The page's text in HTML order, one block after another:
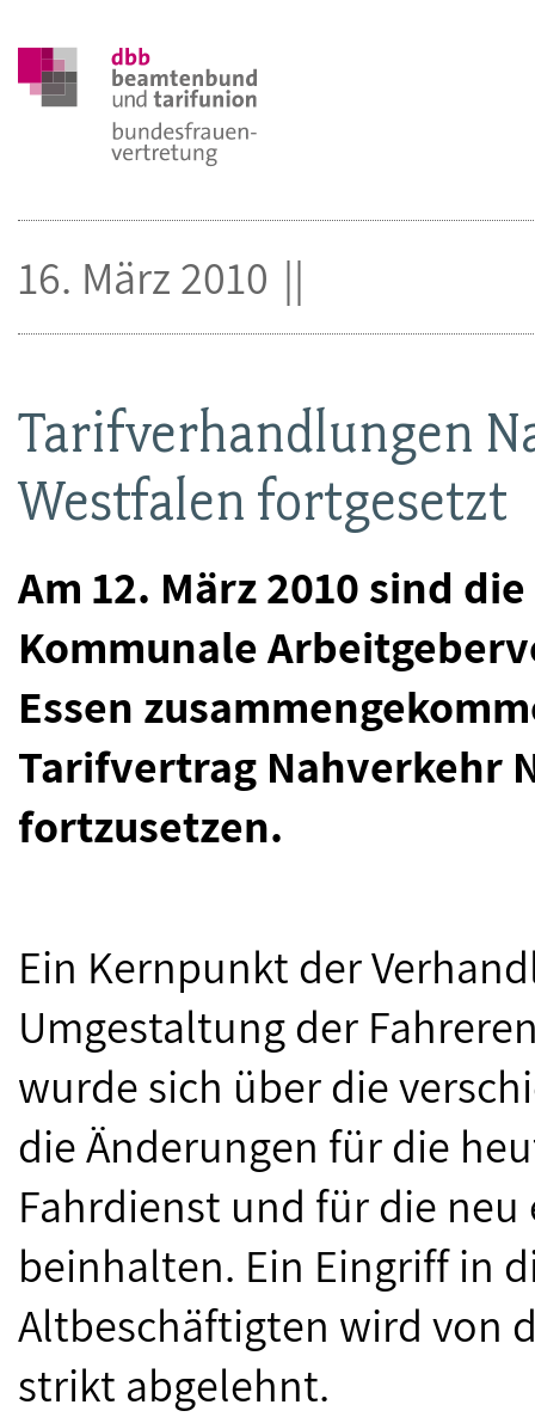
Tarifverhandlungen
Westfalen fortgesetzt
Am 12. März 2010 sind
Kommunale
Essen
Tarifvertrag Nahverkehr
fortzusetzen.
16. März 2010
Ein Kernpunkt der
Umgestaltung der
wurde sich über die
die Änderungen für die
Fahrdienst und für die
beinhalten. Ein Eingriff in
Altbeschäftigten wird von
strikt abgelehnt.